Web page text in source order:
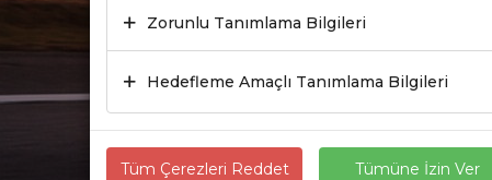
Zorunlu Tanımlama Bilgileri
Hedefleme Amaçlı Tanımlama Bilgileri
Tüm Çerezleri Reddet Tümüne İzin Ver